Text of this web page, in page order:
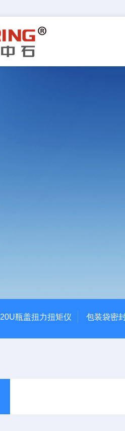
瓶盖扭力扭矩仪 包装袋密